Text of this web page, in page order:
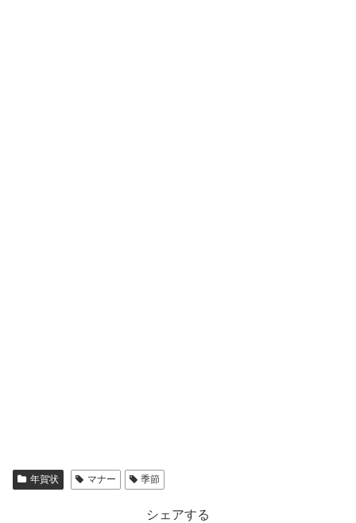
年賀状 マナー 季節
シェアする